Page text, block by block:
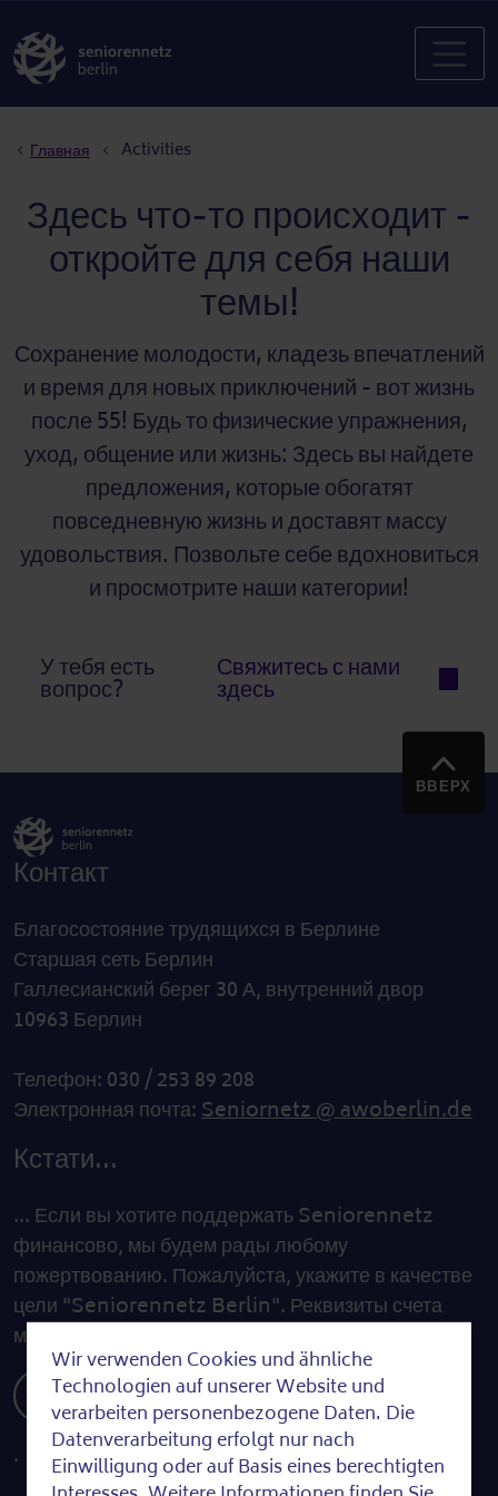
Главная Activities
Здесь что-то происходит -
откройте для себя наши
темы!
Сохранение молодости, кладезь впечатлений
и время для новых приключений - вот жизнь
после 55! Будь то физические упражнения,
уход, общение или жизнь: Здесь вы найдете
предложения, которые обогатят
повседневную жизнь и доставят массу
удовольствия. Позвольте себе вдохновиться
и просмотрите наши категории!
У тебя есть
вопрос?
Свяжитесь с нами
здесь
ВВЕРХ
Контакт
Благосостояние трудящихся в Берлине
Старшая сеть Берлин
Галлесианский берег 30 А, внутренний двор
10963 Берлин
Телефон: 030 / 253 89 208
Электронная почта:Seniornetz @ awoberlin.de
Кстати...
... Если вы хотите поддержать Seniorennetz
финансово, мы будем рады любому
пожертвованию. Пожалуйста, укажите в качестве
цели "Seniorennetz Berlin". Реквизиты счета
можно найти здесь:
Пожертвования
.
Use
of
personal
Wir verwenden Cookies und ähnliche
Technologien auf unserer Website und
verarbeiten personenbezogene Daten. Die
Datenverarbeitung erfolgt nur nach
Einwilligung oder auf Basis eines berechtigten